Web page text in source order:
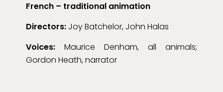
French – traditional animation
Directors:Joy Batchelor, John Halas
Voices:Maurice Denham, all animals;
Gordon Heath, narrator